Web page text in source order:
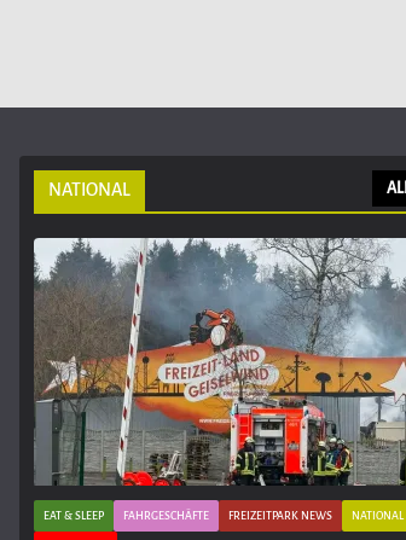
NATIONAL
EAT & SLEEP FAHRGESCHÄFTE FREIZEITPARK NEWS NATIONAL